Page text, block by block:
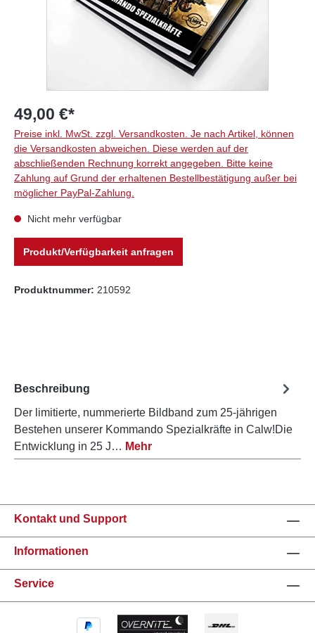
49,00 €*
Preise inkl. MwSt. zzgl. Versandkosten. Je nach Artikel, können
die Versandkosten abweichen. Diese werden auf der
abschließenden Rechnung korrekt angegeben. Bitte keine
Zahlung auf Grund der erhaltenen Bestellbestätigung außer bei
möglicher PayPal-Zahlung.
Nicht mehr verfügbar
Produkt/Verfügbarkeit anfragen
Produktnummer: 210592
Beschreibung
Der limitierte, nummerierte Bildband zum 25-jährigen
Bestehen unserer Kommando Spezialkräfte in Calw!Die
Entwicklung in 25 J… Mehr
Kontakt und Support
Informationen
Service